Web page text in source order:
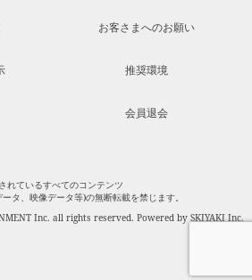
お客さまへのお願い
推奨環境
会員退会
れているすべてのコンテンツ
タ、映像データ等)の無断転載を禁じます。
Inc. all rights reserved. Powered by SKIYAKI Inc.